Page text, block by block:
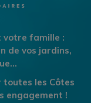
votre famille :
de vos jardins,
toutes les Côtes
engagement !